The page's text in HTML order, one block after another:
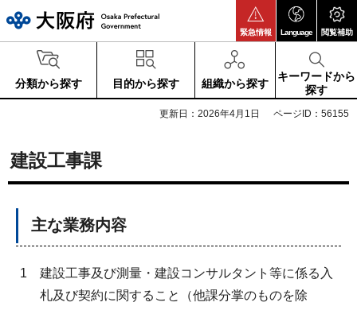
緊急情報 Language 閲覧補助
分類から探す 目的から探す 組織から探す
キーワードから
探す
更新日：2026年4月1日 ページID：56155
建設工事課
主な業務内容
1
建設工事及び測量・建設コンサルタント等に係る入
札及び契約に関すること（他課分掌のものを除